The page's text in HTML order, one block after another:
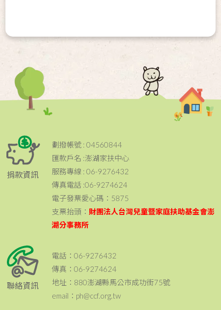
捐款資訊
劃撥帳號 : 04560844
匯款戶名 :澎湖家扶中心
服務專線 : 06-9276432
傳真電話 :06-9274624
電子發票愛心碼：5875
支票抬頭： 財團法人台灣兒童暨家庭扶助基金會澎
湖分事務所
聯絡資訊
電話：06-9276432
傳真：06-9274624
地址：880澎湖縣馬公市成功街75號
email：ph@ccf.org.tw